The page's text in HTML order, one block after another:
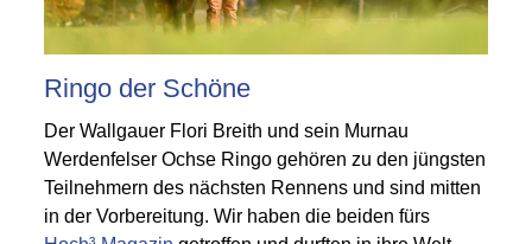
Ringo der Schöne
Der Wallgauer Flori Breith und sein Murnau
Werdenfelser Ochse Ringo gehören zu den jüngsten
Teilnehmern des nächsten Rennens und sind mitten
in der Vorbereitung. Wir haben die beiden fürs